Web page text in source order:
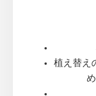
植え替え